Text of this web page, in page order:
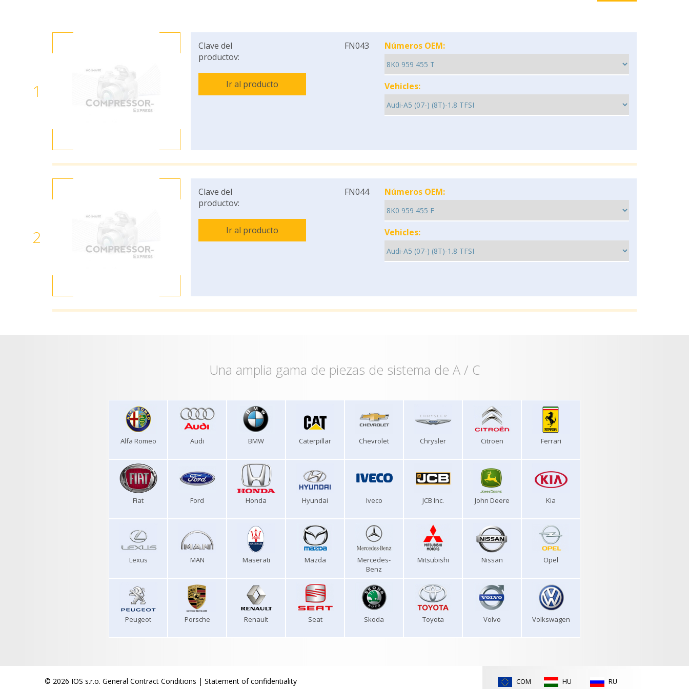
1
Clave del
productov:
FN043
Ir al producto
Números OEM:
Vehicles:
2
Clave del
productov:
FN044
Ir al producto
Números OEM:
Vehicles:
Una amplia gama de piezas de sistema de A / C
Alfa Romeo Audi BMW Caterpillar Chevrolet Chrysler Citroen Ferrari
Fiat Ford Honda Hyundai Iveco JCB Inc. John Deere Kia
Lexus MAN Maserati Mazda
Mercedes-
Benz
Mitsubishi Nissan Opel
Peugeot Porsche Renault Seat Skoda Toyota Volvo Volkswagen
© 2026 IOS s.r.o. General Contract Conditions | Statement of confidentiality COM HU RU